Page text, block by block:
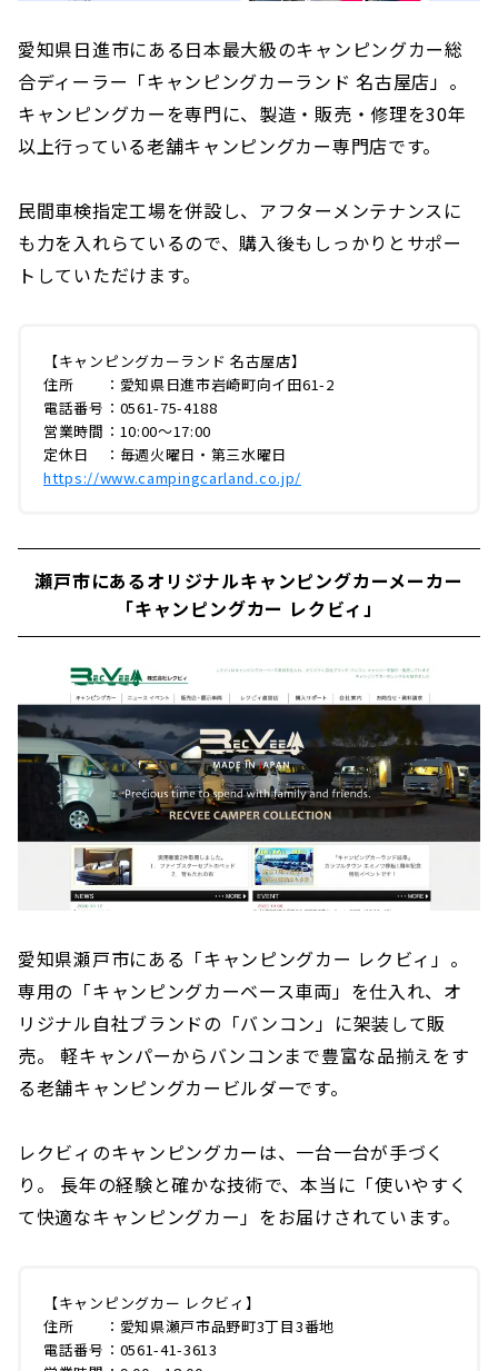
愛知県日進市にある日本最大級のキャンピングカー総
合ディーラー「キャンピングカーランド 名古屋店」。
キャンピングカーを専門に、製造・販売・修理を30年
以上行っている老舗キャンピングカー専門店です。
民間車検指定工場を併設し、アフターメンテナンスに
も力を入れらているので、購入後もしっかりとサポー
トしていただけます。
【キャンピングカーランド 名古屋店】
住所 ：愛知県日進市岩崎町向イ田61-2
電話番号：0561-75-4188
営業時間：10:00〜17:00
定休日 ：毎週火曜日・第三水曜日
https://www.campingcarland.co.jp/
瀬戸市にあるオリジナルキャンピングカーメーカー
「キャンピングカー レクビィ」
愛知県瀬戸市にある「キャンピングカー レクビィ」。
専用の「キャンピングカーベース車両」を仕入れ、オ
リジナル自社ブランドの「バンコン」に架装して販
売。 軽キャンパーからバンコンまで豊富な品揃えをす
る老舗キャンピングカービルダーです。
レクビィのキャンピングカーは、一台一台が手づく
り。 長年の経験と確かな技術で、本当に「使いやすく
て快適なキャンピングカー」をお届けされています。
【キャンピングカー レクビィ】
住所 ：愛知県瀬戸市品野町3丁目3番地
電話番号：0561-41-3613